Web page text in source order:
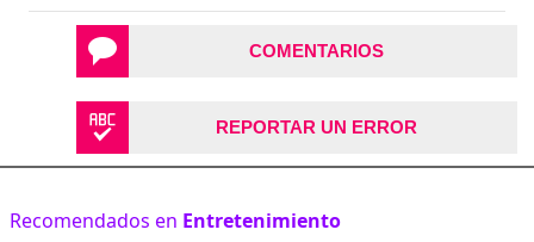
COMENTARIOS
REPORTAR UN ERROR
Recomendados en Entretenimiento